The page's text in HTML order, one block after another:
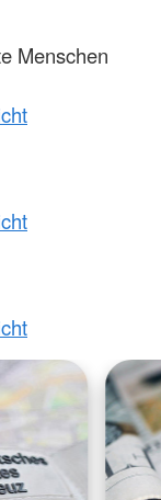
Menschen